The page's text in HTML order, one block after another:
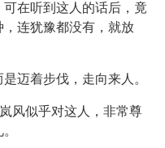
在听到这人的话后，竟
连犹豫都没有，就放
迈着步伐，走向来人。
风似乎对这人，非常尊